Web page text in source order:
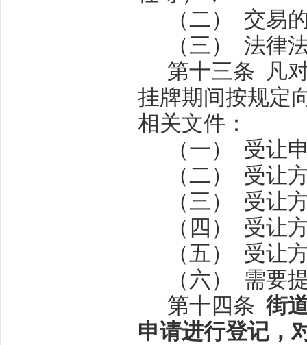
（二）
交易
（三）
法律
第十三条
凡
挂牌期间按规定
相关文件：
（一）
受让
（二）
受让
（三）
受让
（四）
受让
（五）
受让
（六）
需要
第十四条 街
申请进行登记，